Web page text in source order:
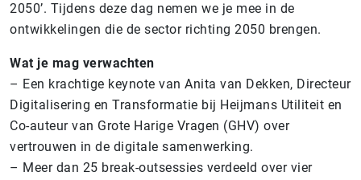
2050’. Tijdens deze dag nemen we je mee in de
ontwikkelingen die de sector richting 2050 brengen.
Wat je mag verwachten
– Een krachtige keynote van Anita van Dekken, Directeur
Digitalisering en Transformatie bij Heijmans Utiliteit en
Co-auteur van Grote Harige Vragen (GHV) over
vertrouwen in de digitale samenwerking.
– Meer dan 25 break-outsessies verdeeld over vier